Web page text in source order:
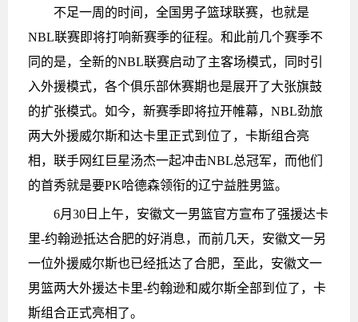
不足一周的时间，全国男子篮球联赛，也就是
NBL联赛即将打响新赛季的征程。和此前几个赛季不
同的是，全新的NBL联赛启动了主客场模式，同时引
入外援模式，各个俱乐部休赛期也是展开了大张旗鼓
的扩张模式。如今，新赛季即将拉开帷幕，NBL劲旅
两大外援威尔斯和达卡里正式到位了，卡斯组合亮
相，联手网红巨星汤杰一起冲击NBL总冠军，而他们
的首秀就是要PK哈德森领衔的辽宁益胜男篮。
6月30日上午，安徽文一男篮官方宣布了强援达卡
里-约翰逊抵达合肥的好消息，而前几天，安徽文一另
一位外援威尔斯也已经抵达了合肥，至此，安徽文一
男篮两大外援达卡里-约翰逊和威尔斯全部到位了，卡
斯组合正式亮相了。